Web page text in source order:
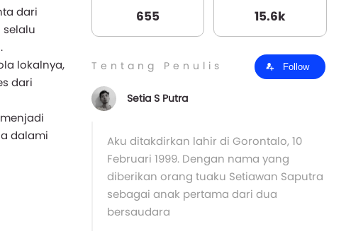
dari
selalu
lokalnya,
dari
dalami
655 15.6k
Tentang Penulis Follow
Setia S Putra
Aku ditakdirkan lahir di Gorontalo, 10
Februari 1999. Dengan nama yang
diberikan orang tuaku Setiawan Saputra
sebagai anak pertama dari dua
bersaudara